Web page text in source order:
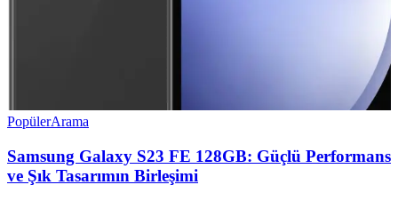
PopülerArama
Samsung Galaxy S23 FE 128GB: Güçlü Performans
ve Şık Tasarımın Birleşimi